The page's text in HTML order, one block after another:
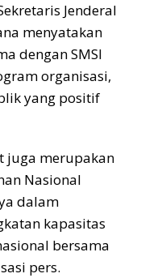
Jenderal
menyatakan
dengan SMSI
organisasi,
yang positif
juga merupakan
Nasional
dalam
kapasitas
bersama
pers.